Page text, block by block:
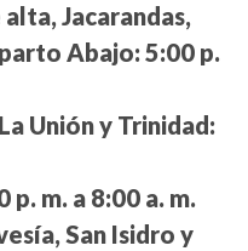
Jacarandas,
Abajo: 5:00 p.
Unión y Trinidad:
p. m. a 8:00 a. m.
San Isidro y